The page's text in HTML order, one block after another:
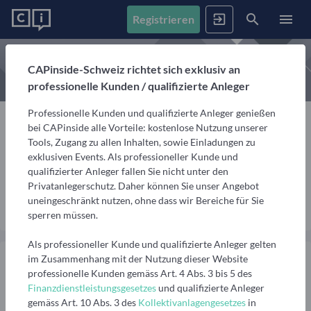
News
Alle Inhalte
Artikel, Podcasts & Videos – Alle Inhalte im Überblick
Gemerkte Inhalte
Artikel, Podcasts und Videos, die Sie sich gemerkt haben
Videos
Community
Podcasts
Audiobeiträge mit spannenden Gästen aus Finanzwelt
und Fondsindustrie
Fonds
1. Fonds finden
Fondssuche
Nutzen Sie die Filter, um aus über 35.000 Fonds die
passenden zu finden
Fondsranking
Lassen Sie sich die besten Fonds aus über 200
Peergroups anzeigen
Die besten Fonds
Firmenprofile
Fondsgesellschaften
Informationen, Beiträge und Produkte unserer Partner-
Vermögensverwalter
Informationen, Beiträge und Produkte/Strategien
unserer Partner-Vermögensverwalter
Events
Übersicht, Anmeldung und weitere Informationen zu
anstehenden Online- und Präsenzveranstaltungen
Vergangene Webinare
Finanzberatung
Registrieren Anmelden
Registrieren
Harald Häse
Nachricht senden
CAPinside-Schweiz richtet sich exklusiv an
professionelle Kunden / qualifizierte Anleger
Professionelle Kunden und qualifizierte Anleger genießen
bei CAPinside alle Vorteile: kostenlose Nutzung unserer
Tools, Zugang zu allen Inhalten, sowie Einladungen zu
exklusiven Events. Als professioneller Kunde und
qualifizierter Anleger fallen Sie nicht unter den
Privatanlegerschutz. Daher können Sie unser Angebot
uneingeschränkt nutzen, ohne dass wir Bereiche für Sie
sperren müssen.
Als professioneller Kunde und qualifizierte Anleger gelten
im Zusammenhang mit der Nutzung dieser Website
professionelle Kunden gemäss Art. 4 Abs. 3 bis 5 des
Finanzdienstleistungsgesetzesund qualifizierte Anleger
gemäss Art. 10 Abs. 3 des Kollektivanlagengesetzes in